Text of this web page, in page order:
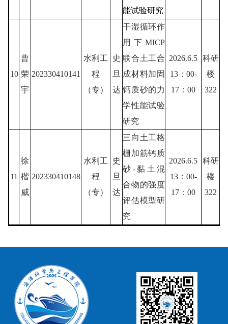
能试验研究
10
曹
荣
宇
202330410141
水利工
程
（专）
史
旦
达
干湿循环作
用下MICP
联合土工合
成材料加固
钙质砂的力
学性能试验
研究
2026.6.5
13：00-
17：00
科研
楼
322
11
徐
楷
威
202330410148
水利工
程
（专）
史
旦
达
三向土工格
栅加筋钙质
砂-黏土混
合物的强度
评估模型研
究
2026.6.5
13：00-
17：00
科研
楼
322